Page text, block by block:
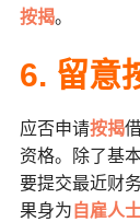
按揭。
6. 留意
应否申请按揭
资格。除了基
要提交最近财
果身为 自雇人